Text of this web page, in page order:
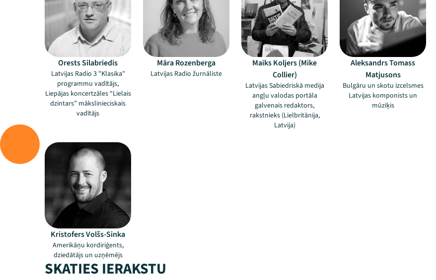
Orests Silabriedis
Latvijas Radio 3 "Klasika"
programmu vadītājs,
Liepājas koncertzāles “Lielais
dzintars” mākslinieciskais
vadītājs
Māra Rozenberga
Latvijas Radio žurnāliste
Maiks Koljers (Mike
Collier)
Latvijas Sabiedriskā medija
angļu valodas portāla
galvenais redaktors,
rakstnieks (Lielbritānija,
Latvija)
Aleksandrs Tomass
Matjusons
Bulgāru un skotu izcelsmes
Latvijas komponists un
mūziķis
Kristofers Volšs-Sinka
Amerikāņu kordiriģents,
dziedātājs un uzņēmējs
SKATIES IERAKSTU